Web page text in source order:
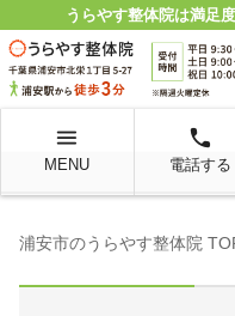
うらやす整体院は満足
menu
MENU
local_phone
電話する
浦安市のうらやす整体院